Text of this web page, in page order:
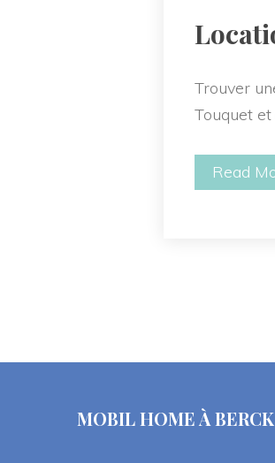
Trouver
Touquet et
Read
MOBIL HOME À BERCK